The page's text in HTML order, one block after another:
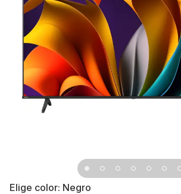
Elige color: Negro